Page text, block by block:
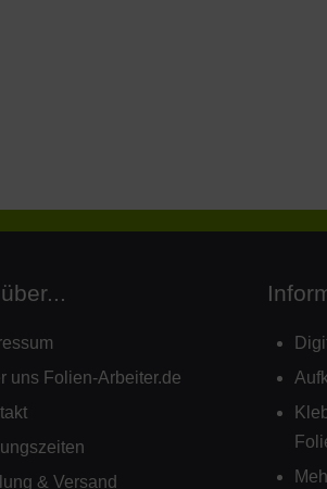
uns Folien-Arbeiter.de
& Versand